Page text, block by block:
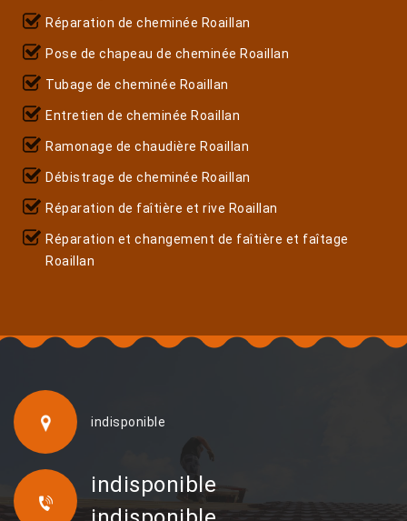
Réparation de cheminée Roaillan
Pose de chapeau de cheminée Roaillan
Tubage de cheminée Roaillan
Entretien de cheminée Roaillan
Ramonage de chaudière Roaillan
Débistrage de cheminée Roaillan
Réparation de faîtière et rive Roaillan
Réparation et changement de faîtière et faîtage
Roaillan
indisponible
indisponible